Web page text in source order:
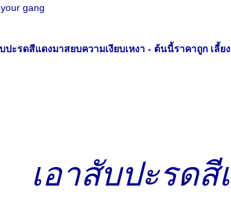
gang
ปะรดสีแดงมาสยบความเงียบเหงา - ต้นนี้ราคาถูก เลี้
เอาสับปะรดสี